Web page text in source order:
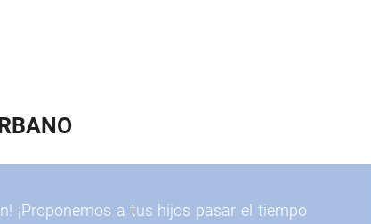
¡Proponemos a tus hijos pasar el tiempo